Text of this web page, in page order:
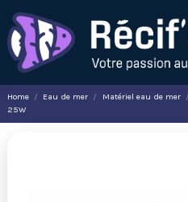
Home Eau de mer Matériel eau de mer
25W